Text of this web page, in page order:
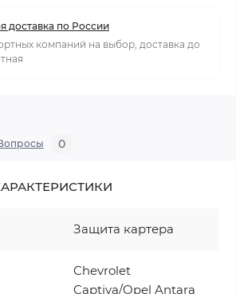
доставка по России
компаний на выбор, доставка до
0
Защита картера
Chevrolet
Captiva/Opel Antara